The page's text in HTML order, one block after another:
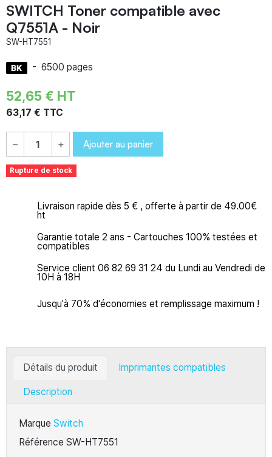
SWITCH Toner compatible avec
Q7551A - Noir
SW-HT7551
- 6500 pages
52,65 € HT
63,17 € TTC
− + Ajouter au panier
Rupture de stock
Livraison rapide dès 5 € , offerte à partir de 49.00€
ht
Garantie totale 2 ans - Cartouches 100% testées et
compatibles
Service client 06 82 69 31 24 du Lundi au Vendredi de
10H à 18H
Jusqu'à 70% d'économies et remplissage maximum !
Détails du produit Imprimantes compatibles
Description
Marque Switch
Référence SW-HT7551